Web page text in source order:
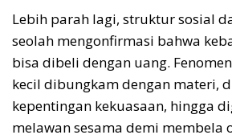
Lebih parah lagi, struktur sosial
seolah mengonfirmasi bahwa
bisa dibeli dengan uang.
kecil dibungkam dengan materi,
kepentingan kekuasaan, hingga
melawan sesama demi membela